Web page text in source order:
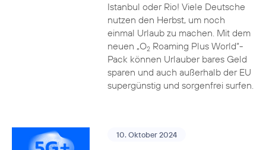
Istanbul oder Rio! Viele Deutsche
nutzen den Herbst, um noch
einmal Urlaub zu machen. Mit dem
neuen „O2Roaming Plus World“-
Pack können Urlauber bares Geld
sparen und auch außerhalb der EU
supergünstig und sorgenfrei surfen.
10. Oktober 2024